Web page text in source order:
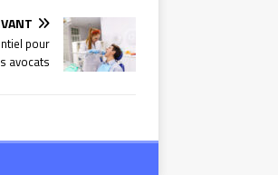
pour
avocats